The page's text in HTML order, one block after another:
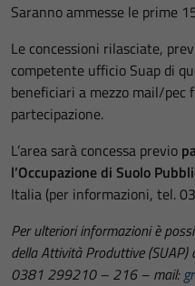
Saranno ammesse le prime
Le concessioni rilasciate,
competente ufficio Suap di
beneficiari a mezzo mail/pec
partecipazione.
L’area sarà concessa previo
l’Occupazione di Suolo
Italia (per informazioni, tel.
Per ulteriori informazioni è
della Attività Produttive (SUAP)
0381 299210 – 216 – mail: